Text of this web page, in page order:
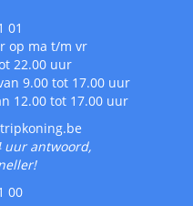
01
op ma t/m vr
22.00 uur
9.00 tot 17.00 uur
12.00 tot 17.00 uur
uur antwoord,
00